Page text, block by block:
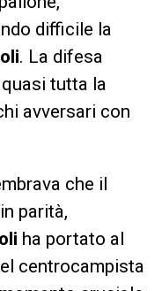
difficile la
. La difesa
tutta la
avversari con
che il
parità,
ha portato al
centrocampista